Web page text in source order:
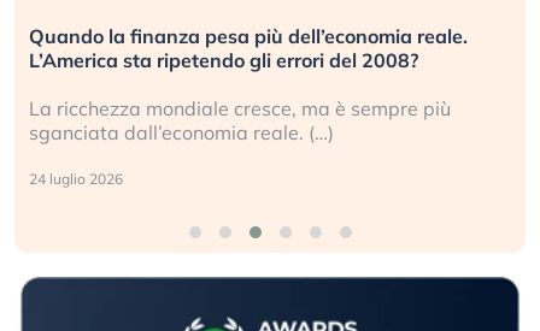
Quando la finanza pesa più dell’economia reale.
L’America sta ripetendo gli errori del 2008?
La ricchezza mondiale cresce, ma è sempre più
sganciata dall’economia reale. (…)
24 luglio 2026